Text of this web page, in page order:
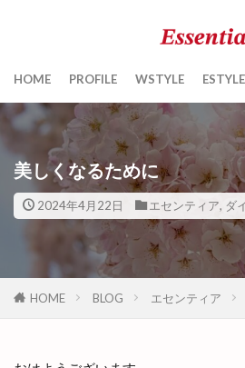
HOME PROFILE WSTYLE ESTYLE
美しくなるために
2024年4月22日 エセンティア, ダ
HOME BLOG エセンティア